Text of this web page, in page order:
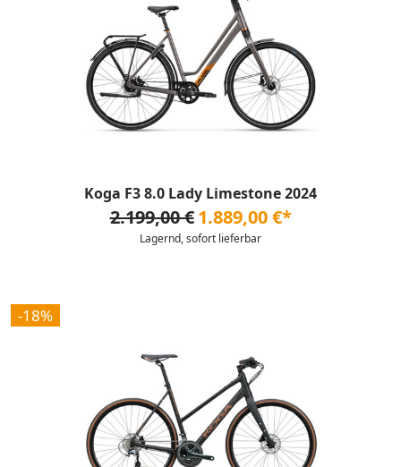
Koga F3 8.0 Lady Limestone 2024
2.199,00 € 1.889,00 €*
Lagernd, sofort lieferbar
-18%